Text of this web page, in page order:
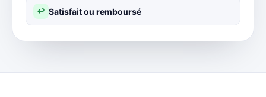
↩ Satisfait ou remboursé